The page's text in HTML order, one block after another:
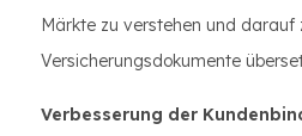
Märkte zu verstehen und darauf
Versicherungsdokumente
Verbesserung der